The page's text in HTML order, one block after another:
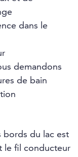
dans le
demandons
de bain
bords du lac est
le fil conducteur